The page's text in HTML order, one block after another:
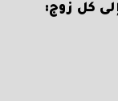
كل زوج: